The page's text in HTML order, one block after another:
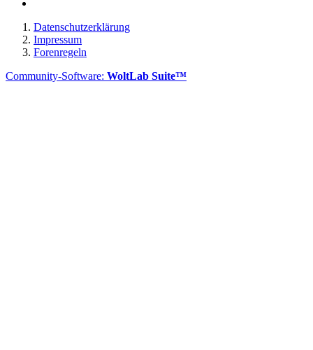
Datenschutzerklärung
Impressum
Forenregeln
Community-Software: WoltLab Suite™